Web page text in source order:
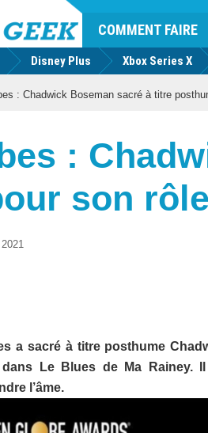
COMMENT FAIRE
Disney Plus Xbox Series X
: Chadwick Boseman sacré à titre
:
son
a sacré à titre posthume
Le Blues de Ma Rainey.
l’âme.